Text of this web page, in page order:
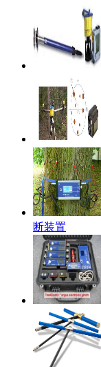
断装置